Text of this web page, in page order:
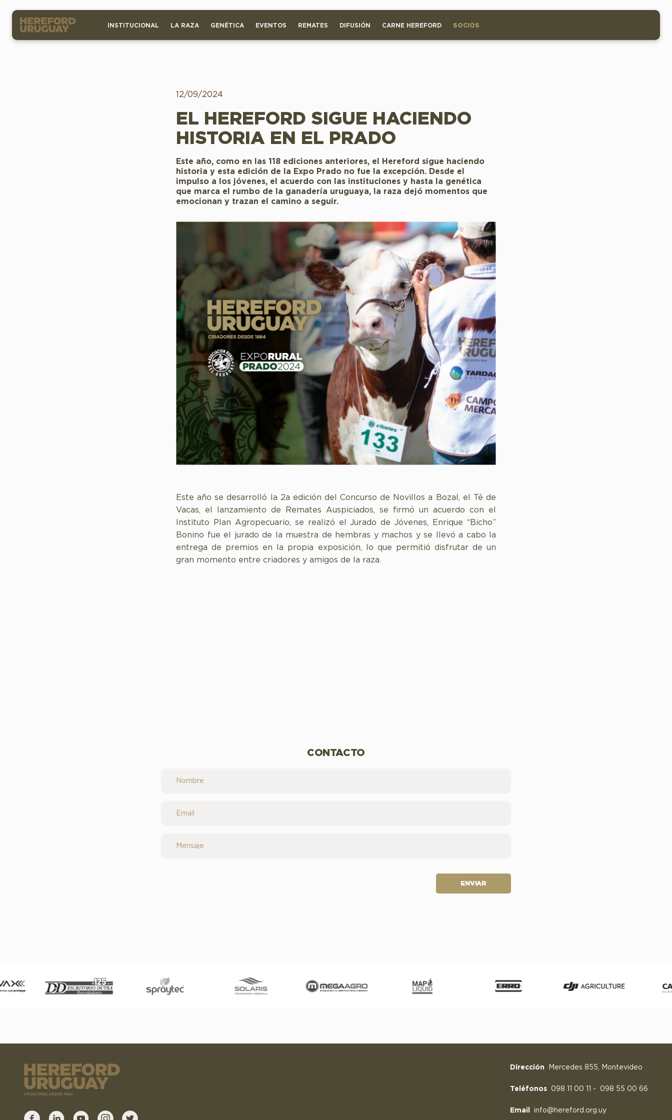
INSTITUCIONAL LA RAZA GENÉTICA EVENTOS REMATES DIFUSIÓN CARNE HEREFORD SOCIOS
12/09/2024
EL HEREFORD SIGUE HACIENDO
HISTORIA EN EL PRADO
Este año, como en las 118 ediciones anteriores, el Hereford sigue haciendo
historia y esta edición de la Expo Prado no fue la excepción. Desde el
impulso a los jóvenes, el acuerdo con las instituciones y hasta la genética
que marca el rumbo de la ganadería uruguaya, la raza dejó momentos que
emocionan y trazan el camino a seguir.
Este año se desarrolló la 2a edición del Concurso de Novillos a Bozal, el Té de
Vacas, el lanzamiento de Remates Auspiciados, se firmó un acuerdo con el
Instituto Plan Agropecuario, se realizó el Jurado de Jóvenes, Enrique “Bicho”
Bonino fue el jurado de la muestra de hembras y machos y se llevó a cabo la
entrega de premios en la propia exposición, lo que permitió disfrutar de un
gran momento entre criadores y amigos de la raza.
CONTACTO
Nombre
Email
Mensaje
ENVIAR
Dirección Mercedes 855, Montevideo
Teléfonos 098 11 00 11 - 098 55 00 66
Email info@hereford.org.uy